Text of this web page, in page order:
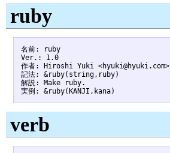
ruby
名前: ruby
Ver.: 1.0
作者: Hiroshi Yuki <hyuki@hyuki.com>
記法: &ruby(string,ruby)
解説: Make ruby.
verb